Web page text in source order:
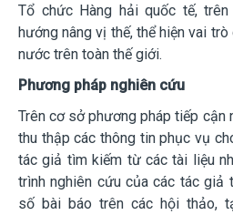
Tổ chức Hàng hải quốc tế,
hướng nâng vị thế, thể hiện vai
nước trên toàn thế giới.
Phương pháp nghiên cứu
Trên cơ sở phương pháp tiếp cận
thu thập các thông tin phục vụ
tác giả tìm kiếm từ các tài liệu
trình nghiên cứu của các tác giả
số bài báo trên các hội thảo,